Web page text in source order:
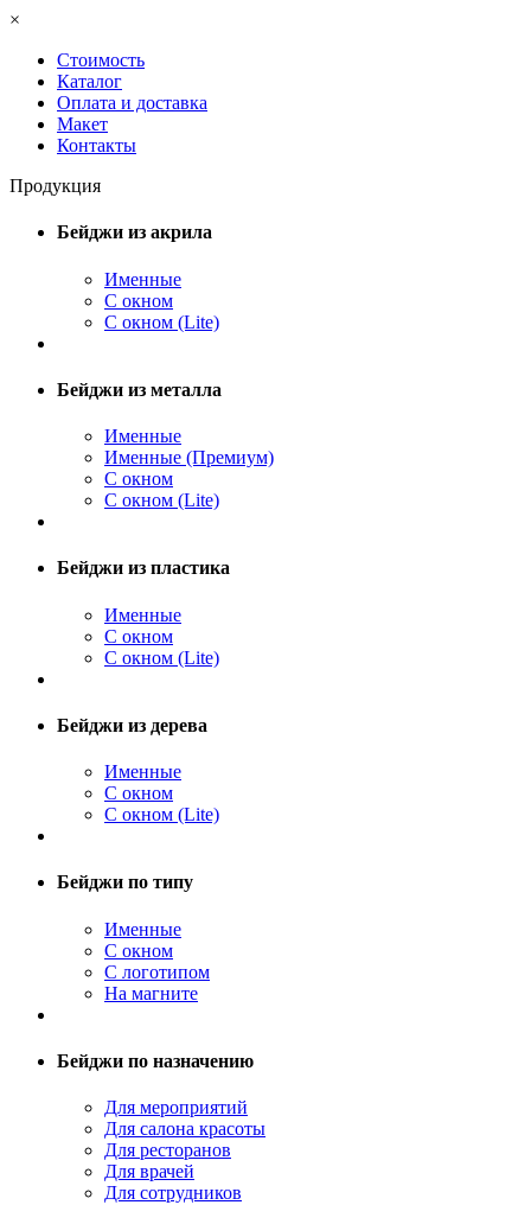
×
Стоимость
Каталог
Оплата и доставка
Макет
Контакты
Продукция
Бейджи из акрила
Именные
С окном
С окном (Lite)
Бейджи из металла
Именные
Именные (Премиум)
С окном
С окном (Lite)
Бейджи из пластика
Именные
С окном
С окном (Lite)
Бейджи из дерева
Именные
С окном
С окном (Lite)
Бейджи по типу
Именные
С окном
С логотипом
На магните
Бейджи по назначению
Для мероприятий
Для салона красоты
Для ресторанов
Для врачей
Для сотрудников